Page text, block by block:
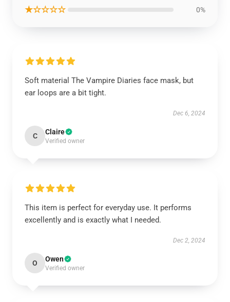
★☆☆☆☆ 0%
Soft material The Vampire Diaries face mask, but
ear loops are a bit tight.
Dec 6, 2024
C Claire
Verified owner
This item is perfect for everyday use. It performs
excellently and is exactly what I needed.
Dec 2, 2024
O Owen
Verified owner